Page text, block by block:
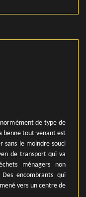
de type de
benne tout-venant est
sans le moindre souci
de transport qui va
ménagers non
encombrants qui
vers un centre de